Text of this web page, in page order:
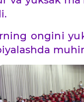
ongini